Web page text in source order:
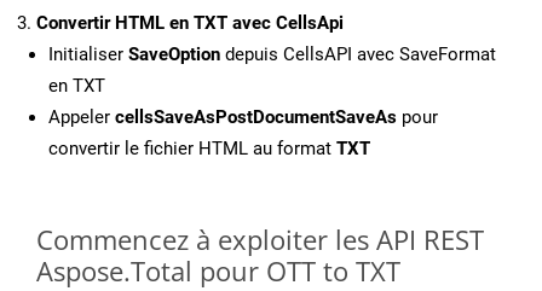
Convertir HTML en TXT avec CellsApi
Initialiser SaveOption depuis CellsAPI avec SaveFormat
en TXT
Appeler cellsSaveAsPostDocumentSaveAs pour
convertir le fichier HTML au format TXT
Commencez à exploiter les API REST
Aspose.Total pour OTT to TXT